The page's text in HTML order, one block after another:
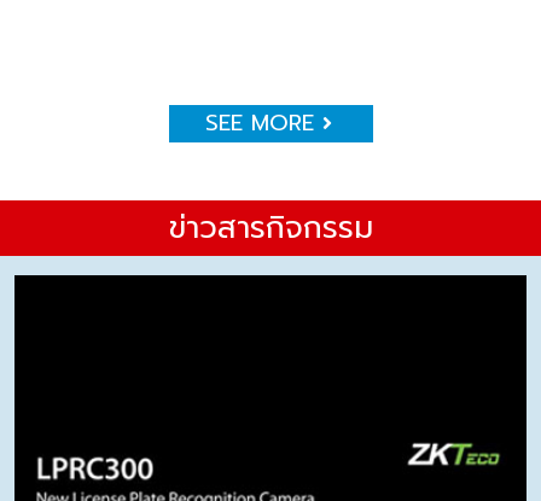
SEE MORE
ข่าวสารกิจกรรม